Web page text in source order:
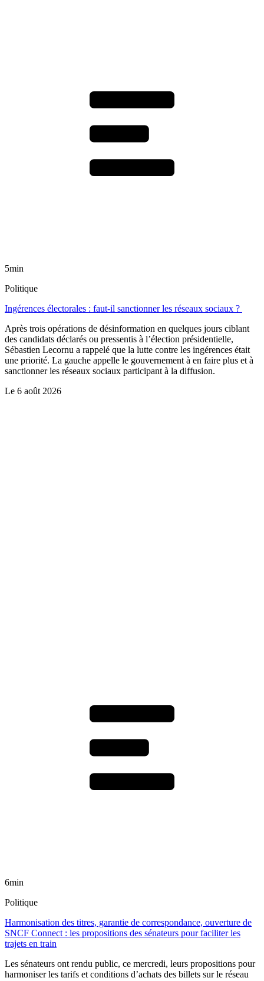
5min
Politique
Ingérences électorales : faut-il sanctionner les réseaux sociaux ?
Après trois opérations de désinformation en quelques jours ciblant
des candidats déclarés ou pressentis à l’élection présidentielle,
Sébastien Lecornu a rappelé que la lutte contre les ingérences était
une priorité. La gauche appelle le gouvernement à en faire plus et à
sanctionner les réseaux sociaux participant à la diffusion.
Le 6 août 2026
6min
Politique
Harmonisation des titres, garantie de correspondance, ouverture de
SNCF Connect : les propositions des sénateurs pour faciliter les
trajets en train
Les sénateurs ont rendu public, ce mercredi, leurs propositions pour
harmoniser les tarifs et conditions d’achats des billets sur le réseau